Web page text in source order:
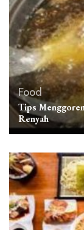
Food
Tips
Renyah